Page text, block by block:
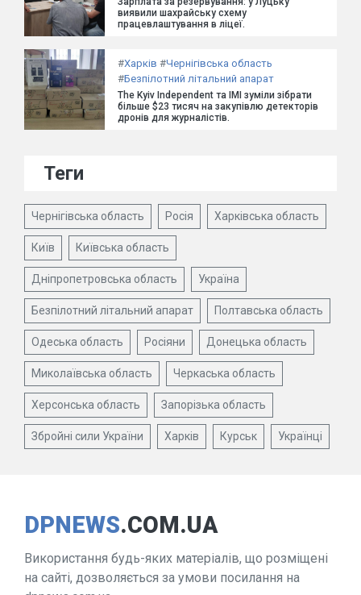
виявили шахрайську схему
працевлаштування в ліцеї.
#Харків #Чернігівська область
#Безпілотний літальний апарат
The Kyiv Independent та ІМІ зуміли зібрати
більше $23 тисяч на закупівлю детекторів
дронів для журналістів.
Теги
Чернігівська область Росія Харківська область
Київ Київська область
Дніпропетровська область Україна
Безпілотний літальний апарат Полтавська область
Одеська область Росіяни Донецька область
Миколаївська область Черкаська область
Херсонська область Запорізька область
Збройні сили України Харків Курськ Українці
DPNEWS.COM.UA
Використання будь-яких матеріалів, що розміщені
на сайті, дозволяється за умови посилання на